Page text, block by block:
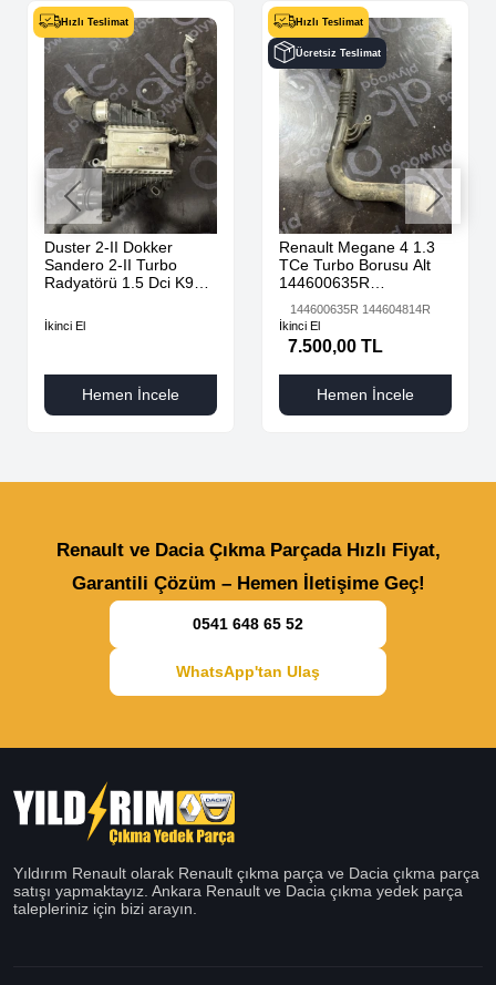
Hızlı Teslimat
Duster 2-II Dokker
Sandero 2-II Turbo
Radyatörü 1.5 Dci K9K
144967867R-
İkinci El
Hemen İncele
Hızlı Teslimat
Ücretsiz Teslimat
Renault Megane 4 1.3
TCe Turbo Borusu Alt
144600635R
144600635R 144604814R
İkinci El
7.500,00 TL
Hemen İncele
Renault ve Dacia Çıkma Parçada Hızlı Fiyat,
Garantili Çözüm – Hemen İletişime Geç!
0541 648 65 52
WhatsApp'tan Ulaş
Yıldırım Renault olarak Renault çıkma parça ve Dacia çıkma parça
satışı yapmaktayız. Ankara Renault ve Dacia çıkma yedek parça
talepleriniz için bizi arayın.